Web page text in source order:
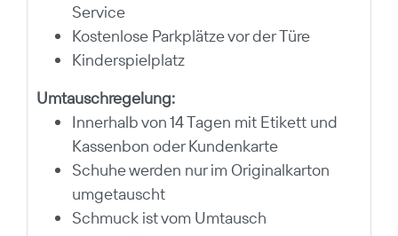
Service
Kostenlose Parkplätze vor der Türe
Kinderspielplatz
Umtauschregelung:
Innerhalb von 14 Tagen mit Etikett und
Kassenbon oder Kundenkarte
Schuhe werden nur im Originalkarton
umgetauscht
Schmuck ist vom Umtausch